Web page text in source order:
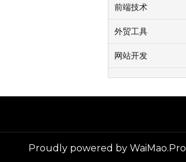
前端技术
外贸工具
网站开发
Proudly powered by WaiMao.Pro